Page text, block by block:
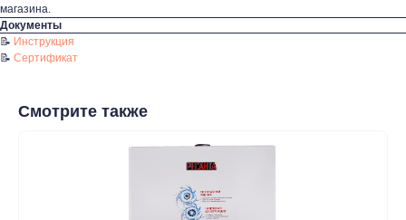
магазина.
Документы
📝 Инструкция
📝 Сертификат
Смотрите также
информации о наличии и стоимости товаров/услуг обратитесь
к нашим менеджерам по контактам, указанным на сайте
Адрес магазина:г. Набережные
Челны, проспект Казанский, д. 124